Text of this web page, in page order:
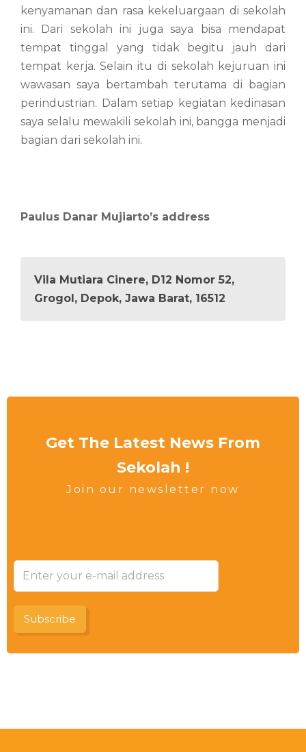
kenyamanan dan rasa kekeluargaan di sekolah
ini. Dari sekolah ini juga saya bisa mendapat
tempat tinggal yang tidak begitu jauh dari
tempat kerja. Selain itu di sekolah kejuruan ini
wawasan saya bertambah terutama di bagian
perindustrian. Dalam setiap kegiatan kedinasan
saya selalu mewakili sekolah ini, bangga menjadi
bagian dari sekolah ini.
Paulus Danar Mujiarto’s address
Vila Mutiara Cinere, D12 Nomor 52,
Grogol, Depok, Jawa Barat, 16512
Get The Latest News From
Sekolah !
Join our newsletter now
Subscribe